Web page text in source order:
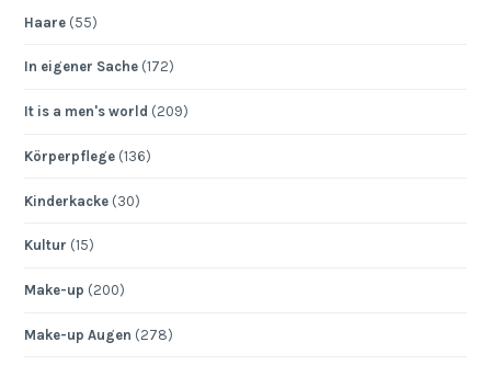
Haare (55)
In eigener Sache (172)
It is a men's world (209)
Körperpflege (136)
Kinderkacke (30)
Kultur (15)
Make-up (200)
Make-up Augen (278)